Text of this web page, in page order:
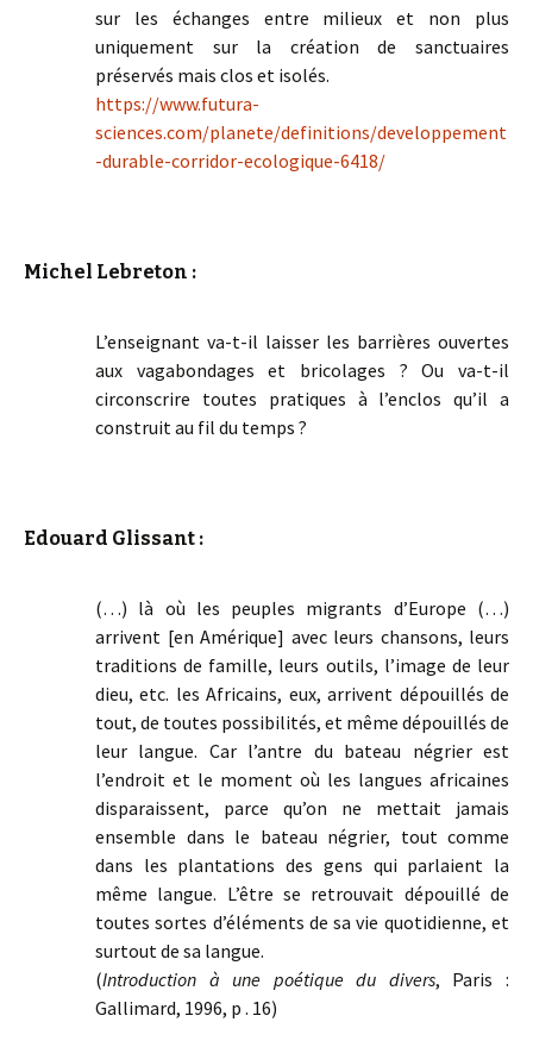
sur les échanges entre milieux et non plus
uniquement sur la création de sanctuaires
préservés mais clos et isolés.
https://www.futura-
sciences.com/planete/definitions/developpement
-durable-corridor-ecologique-6418/
Michel Lebreton :
L’enseignant va-t-il laisser les barrières ouvertes
aux vagabondages et bricolages ? Ou va-t-il
circonscrire toutes pratiques à l’enclos qu’il a
construit au fil du temps ?
Edouard Glissant :
(…) là où les peuples migrants d’Europe (…)
arrivent [en Amérique] avec leurs chansons, leurs
traditions de famille, leurs outils, l’image de leur
dieu, etc. les Africains, eux, arrivent dépouillés de
tout, de toutes possibilités, et même dépouillés de
leur langue. Car l’antre du bateau négrier est
l’endroit et le moment où les langues africaines
disparaissent, parce qu’on ne mettait jamais
ensemble dans le bateau négrier, tout comme
dans les plantations des gens qui parlaient la
même langue. L’être se retrouvait dépouillé de
toutes sortes d’éléments de sa vie quotidienne, et
surtout de sa langue.
(Introduction à une poétique du divers, Paris :
Gallimard, 1996, p . 16)